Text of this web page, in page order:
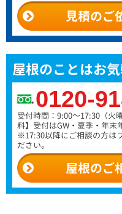
見積のご
屋根のことはお
0120-
受付時間：9:00～17:30（火
料】受付はGW・夏季・年末
※17:30以降にご相談の方は
ださい。
屋根のご